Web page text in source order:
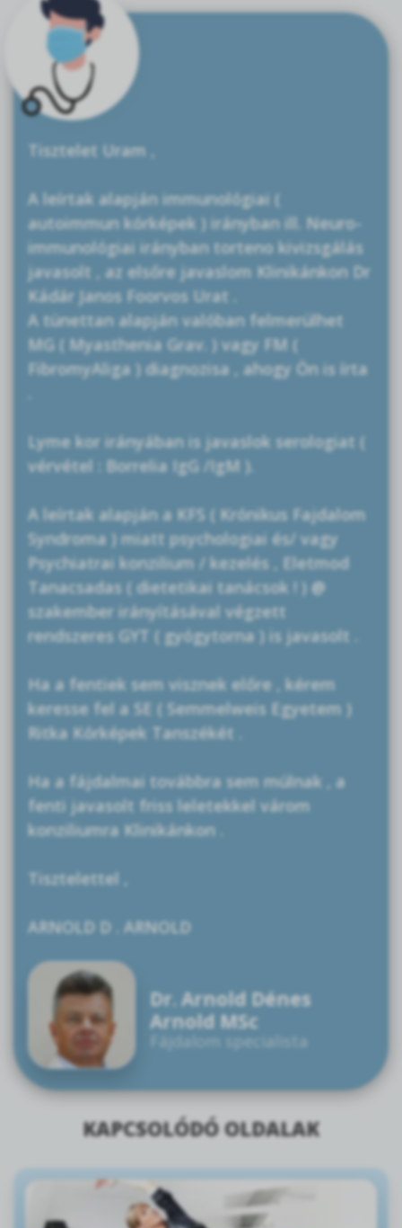
Tisztelet Uram ,
A leírtak alapján immunológiai (
autoimmun kórképek ) irányban ill. Neuro-
immunológiai irányban torteno kivizsgálás
javasolt , az elsőre javaslom Klinikánkon Dr
Kádár Janos Foorvos Urat .
A tünettan alapján valóban felmerülhet
MG ( Myasthenia Grav. ) vagy FM (
FibromyAliga ) diagnozisa , ahogy Ön is írta
Lyme kor irányában is javaslok serologiat (
vérvétel : Borrelia IgG /IgM ).
A leírtak alapján a KFS ( Krónikus Fajdalom
Syndroma ) miatt psychologiai és/ vagy
Psychiatrai konzilium / kezelés , Eletmod
Tanacsadas ( dietetikai tanácsok ! ) @
szakember irányításával végzett
rendszeres GYT ( gyógytorna ) is javasolt .
Ha a fentiek sem visznek előre , kérem
keresse fel a SE ( Semmelweis Egyetem )
Ritka Kórképek Tanszékét .
Ha a fájdalmai továbbra sem múlnak , a
fenti javasolt friss leletekkel várom
konziliumra Klinikánkon .
Tisztelettel ,
ARNOLD D . ARNOLD
Dr. Arnold Dénes
Arnold MSc
Fájdalom specialista
KAPCSOLÓDÓ OLDALAK